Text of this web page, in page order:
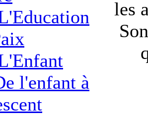
l'enfant à
les